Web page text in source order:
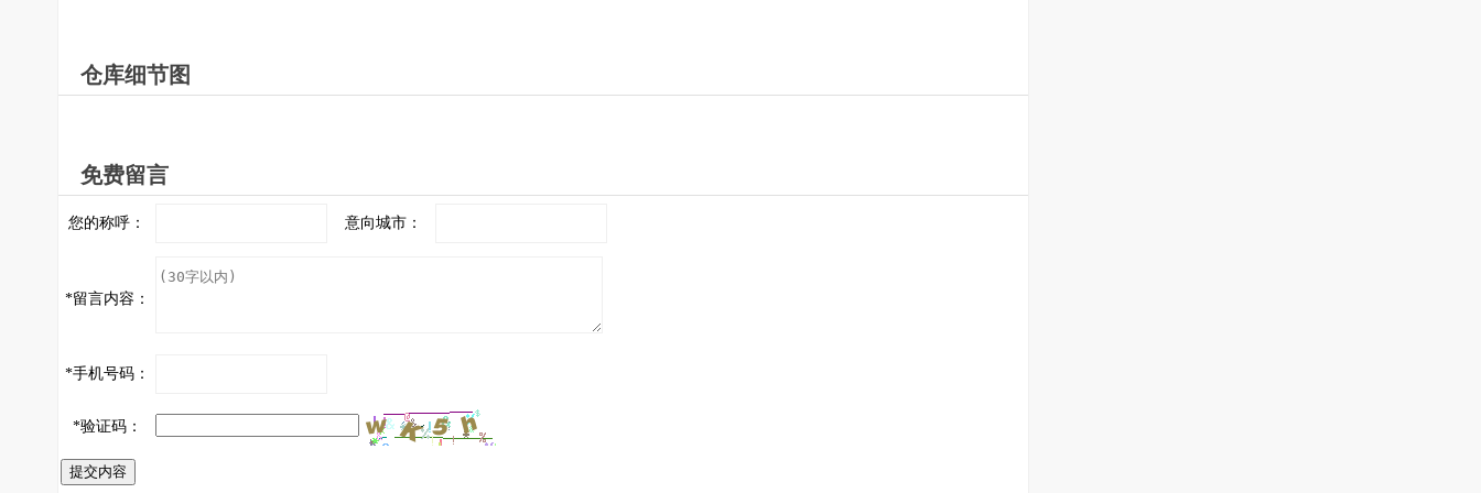
仓库细节图
免费留言
您的称呼： 意向城市：
*留言内容：
*手机号码：
*验证码：
提交内容